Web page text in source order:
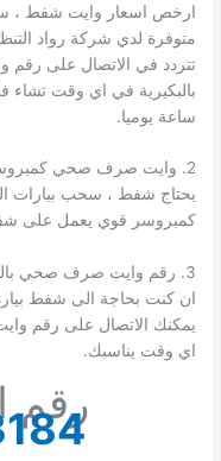
ارخص اسعار وايت شفط ،
متوفرة لدي شركة رواد
تتردد في الاتصال على
ساعة يوميا.
2. وايت صرف صحي كمبروسر
يحتاج شفط ، سحب
كمبروسر قوي يعمل على
3. رقم وايت صرف صحي بالبكيرية
ان كنت بحاجة الى شفط
يمكنك الاتصال على رقم
اي وقت يناسبك.
رقم